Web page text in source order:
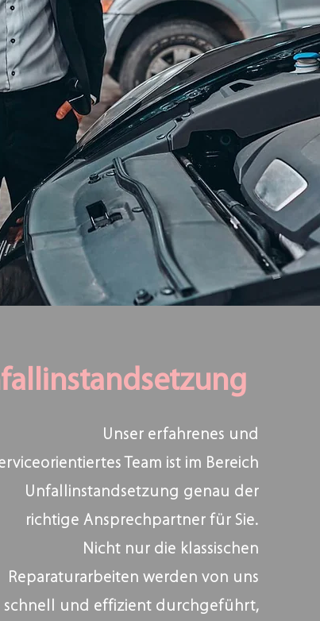
Unser erfahrenes und
Team ist im Bereich
Unfallinstandsetzung genau der
richtige Ansprechpartner für Sie.
Nicht nur die klassischen
Reparaturarbeiten werden von uns
schnell und effizient durchgeführt,